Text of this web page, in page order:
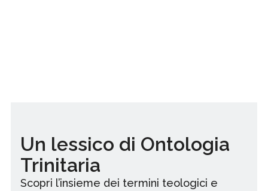
Un lessico di Ontologia
Trinitaria
Scopri l’insieme dei termini teologici e